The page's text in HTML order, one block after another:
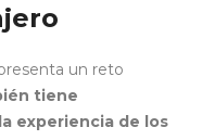
un reto
tiene
experiencia de los